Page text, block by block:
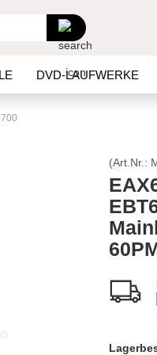
Suche...
DVD-LAUFWERKE
PLEXIGLASS
WI-FI, BUTTON,
(Art.Nr.: